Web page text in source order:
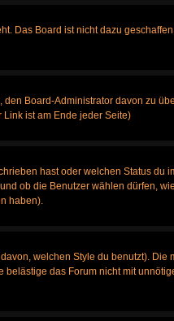
Das Board ist nicht dazu
Board-Administrator davon zu
ist am Ende jeder Seite)
hast oder welchen Status du
ob die Benutzer wählen dürfen,
haben).
welchen Style du benutzt). Die
das Forum nicht mit